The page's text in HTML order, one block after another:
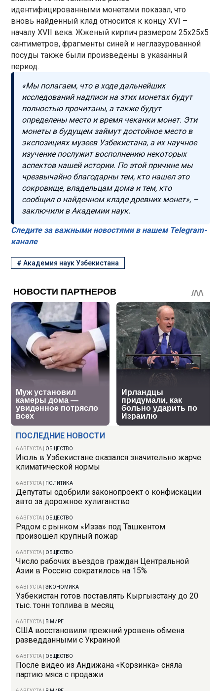
ПОСЛЕДНИЕ НОВОСТИ
6 АВГУСТА ОБЩЕСТВО
Июль в Узбекистане оказался значительно жарче
климатической нормы
6 АВГУСТА ПОЛИТИКА
Депутаты одобрили законопроект о конфискации
авто за дорожное хулиганство
6 АВГУСТА ОБЩЕСТВО
Рядом с рынком «Изза» под Ташкентом
произошел крупный пожар
6 АВГУСТА ОБЩЕСТВО
Число рабочих въездов граждан Центральной
Азии в Россию сократилось на 15%
6 АВГУСТА |ЭКОНОМИКА
Узбекистан готов поставлять Кыргызстану до 20
тыс. тонн топлива в месяц
6 АВГУСТА В МИРЕ
США восстановили прежний уровень обмена
разведданными с Украиной
6 АВГУСТА ОБЩЕСТВО
После видео из Андижана «Корзинка» сняла
партию мяса с продажи
идентифицированными монетами показал, что
вновь найденный клад относится к концу XVI –
началу XVII века. Жженый кирпич размером 25х25х5
сантиметров, фрагменты синей и неглазурованной
посуды также были произведены в указанный
период.
«Мы полагаем, что в ходе дальнейших
исследований надписи на этих монетах будут
полностью прочитаны, а также будут
определены место и время чеканки монет. Эти
монеты в будущем займут достойное место в
экспозициях музеев Узбекистана, а их научное
изучение послужит восполнению некоторых
аспектов нашей истории. По этой причине мы
чрезвычайно благодарны тем, кто нашел это
сокровище, владельцам дома и тем, кто
сообщил о найденном кладе древних монет», –
заключили в Академии наук.
Следите за важными новостями в нашем Telegram-
канале
#Академия наук Узбекистана